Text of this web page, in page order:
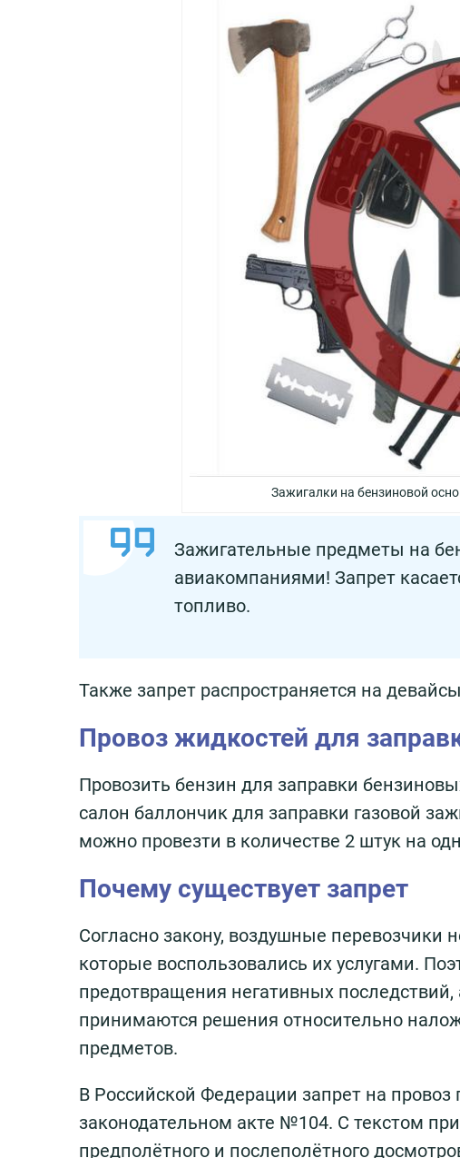
Зажигалки на бензиновой
Зажигательные предметы на
авиакомпаниями! Запрет
топливо.
Также запрет распространяется на
Провоз жидкостей для
Провозить бензин для заправки
салон баллончик для заправки газовой
можно провезти в количестве 2 штук на
Почему существует запрет
Согласно закону, воздушные перевозчики
которые воспользовались их услугами.
предотвращения негативных
принимаются решения относительно
предметов.
В Российской Федерации запрет на
законодательном акте №104. С текстом
предполётного и послеполётного